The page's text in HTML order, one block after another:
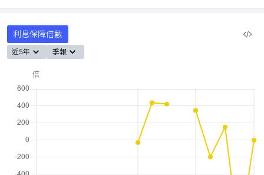
利息保障倍數
近5年 季報